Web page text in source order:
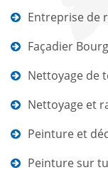
Entreprise de
Façadier
Nettoyage de
Nettoyage et
Peinture et
Peinture sur